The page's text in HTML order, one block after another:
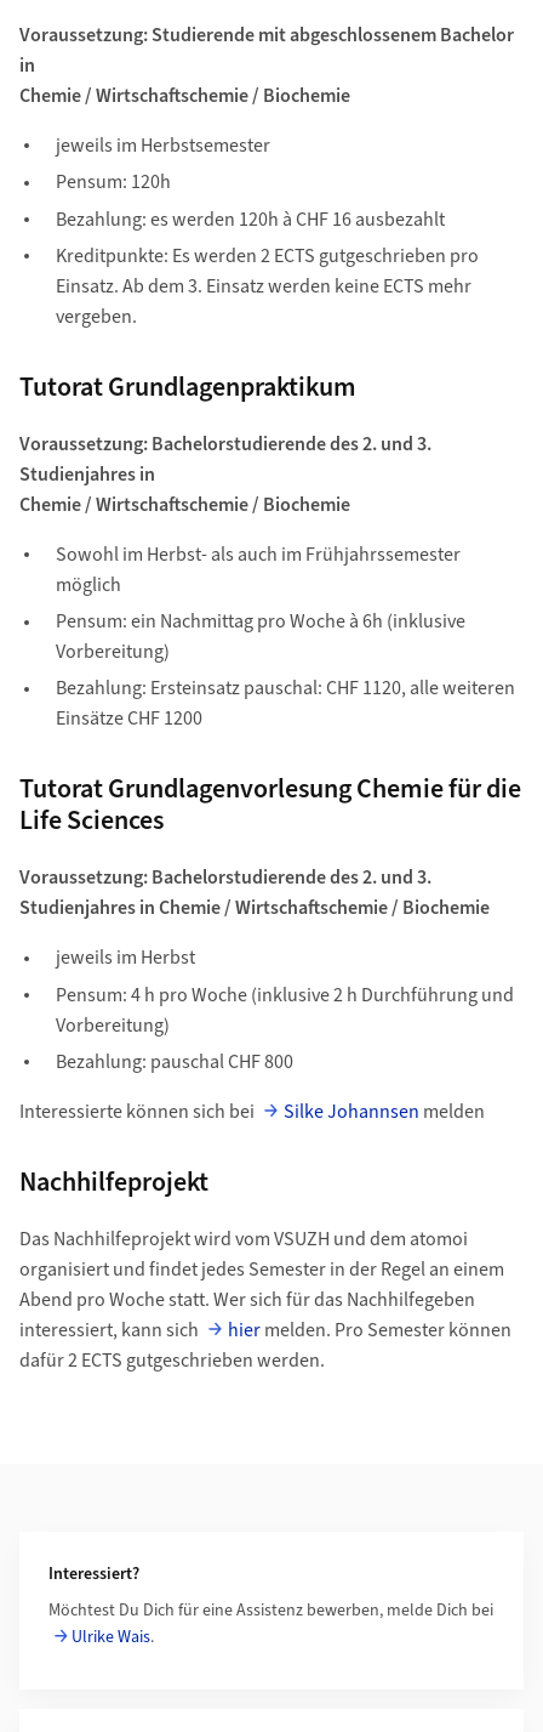
Voraussetzung: Studierende mit abgeschlossenem Bachelor
in
Chemie / Wirtschaftschemie / Biochemie
jeweils im Herbstsemester
Pensum: 120h
Bezahlung: es werden 120h à CHF 16 ausbezahlt
Kreditpunkte: Es werden 2 ECTS gutgeschrieben pro
Einsatz. Ab dem 3. Einsatz werden keine ECTS mehr
vergeben.
Tutorat Grundlagenpraktikum
Voraussetzung: Bachelorstudierende des 2. und 3.
Studienjahres in
Chemie / Wirtschaftschemie / Biochemie
Sowohl im Herbst- als auch im Frühjahrssemester
möglich
Pensum: ein Nachmittag pro Woche à 6h (inklusive
Vorbereitung)
Bezahlung: Ersteinsatz pauschal: CHF 1120, alle weiteren
Einsätze CHF 1200
Tutorat Grundlagenvorlesung Chemie für die
Life Sciences
Voraussetzung: Bachelorstudierende des 2. und 3.
Studienjahres in Chemie / Wirtschaftschemie / Biochemie
jeweils im Herbst
Pensum: 4 h pro Woche (inklusive 2 h Durchführung und
Vorbereitung)
Bezahlung: pauschal CHF 800
Interessierte können sich bei
Silke Johannsen melden
Nachhilfeprojekt
Das Nachhilfeprojekt wird vom VSUZH und dem atomoi
organisiert und findet jedes Semester in der Regel an einem
Abend pro Woche statt. Wer sich für das Nachhilfegeben
interessiert, kann sich
hiermelden. Pro Semester können
dafür 2 ECTS gutgeschrieben werden.
Interessiert?
Möchtest Du Dich für eine Assistenz bewerben, melde Dich bei
Ulrike Wais.